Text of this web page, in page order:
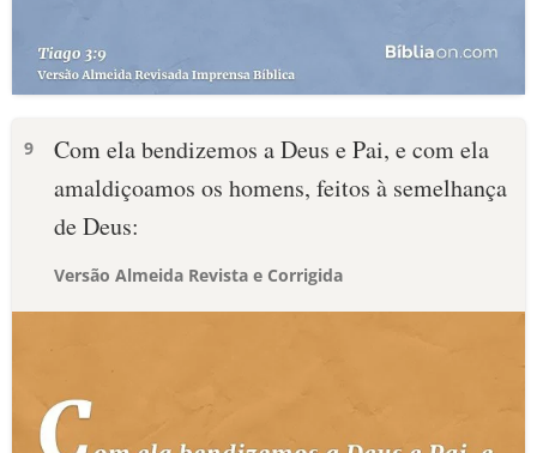
9
Com ela bendizemos a Deus e Pai, e com ela
amaldiçoamos os homens, feitos à semelhança
de Deus:
Versão Almeida Revista e Corrigida